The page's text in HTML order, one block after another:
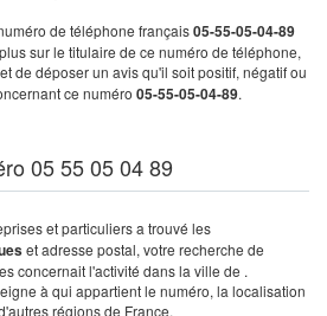
de téléphone français05-55-05-04-89
sur le titulaire de ce numéro de téléphone,
et de déposer un avis qu'il soit positif, négatif ou
ce numéro 05-55-05-04-89.
05 55 05 04 89
et particuliers a trouvé les
et adresse postal, votre recherche de
concernait l'activité dans la ville de .
à qui appartient le numéro, la localisation
régions de France.